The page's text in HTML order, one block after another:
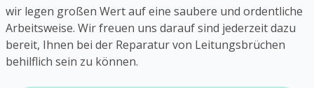
wir legen großen Wert auf eine saubere und ordentliche
Arbeitsweise. Wir freuen uns darauf sind jederzeit dazu
bereit, Ihnen bei der Reparatur von Leitungsbrüchen
behilflich sein zu können.